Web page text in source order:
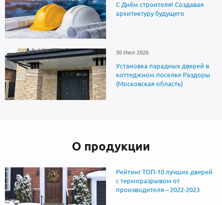
С Днём строителя! Создавая
архитектуру будущего
30 Июл 2026
Установка парадных дверей в
коттеджном поселке Раздоры
(Московская область)
О продукции
Рейтинг ТОП-10 лучших дверей
с терморазрывом от
производителя – 2022-2023